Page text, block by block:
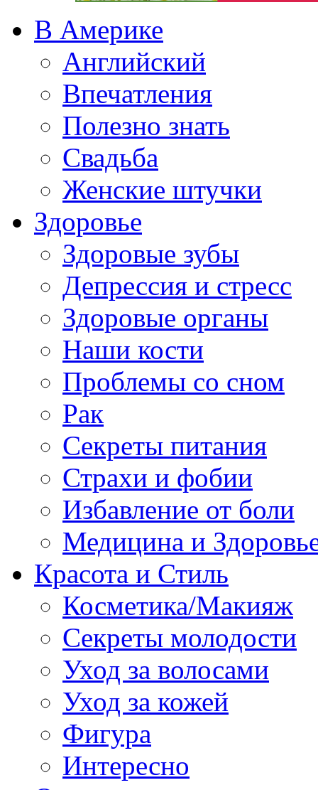
В Америке
Английский
Впечатления
Полезно знать
Свадьба
Женские штучки
Здоровье
Здоровые зубы
Депрессия и стресс
Здоровые органы
Наши кости
Проблемы со сном
Рак
Секреты питания
Страхи и фобии
Избавление от боли
Медицина и
Красота и Стиль
Косметика/Макияж
Секреты молодости
Уход за волосами
Уход за кожей
Фигура
Интересно